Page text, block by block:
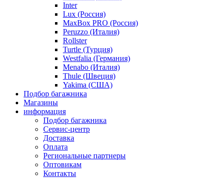
Inter
Lux (Россия)
MaxBox PRO (Россия)
Peruzzo (Италия)
Rollster
Turtle (Турция)
Westfalia (Германия)
Menabo (Италия)
Thule (Швеция)
Yakima (США)
Подбор багажника
Магазины
информация
Подбор багажника
Сервис-центр
Доставка
Оплата
Региональные партнеры
Оптовикам
Контакты